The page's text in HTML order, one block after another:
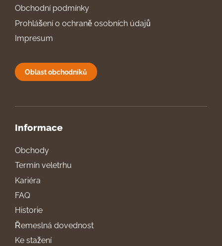
Obchodní podmínky
Prohlášení o ochraně osobních údajů
Impresum
Oblast obchodníků
Informace
Obchody
Termín veletrhu
Kariéra
FAQ
Historie
Řemeslná dovednost
Ke stažení